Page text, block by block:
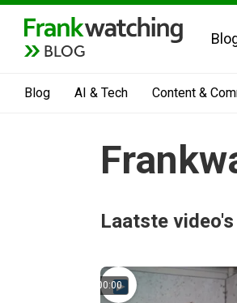
BLOG
Blog AI & Tech Content &
Laatste video's
00:00